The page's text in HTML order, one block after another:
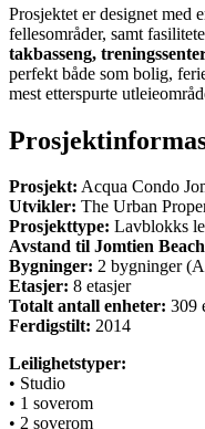
Prosjektet er designet med
fellesområder, samt
takbasseng,
perfekt både som bolig,
mest etterspurte
Prosjekt: Acqua Condo
Utvikler: The Urban
Prosjekttype: Lavblokks
Avstand til Jomtien
Bygninger: 2 bygninger
Etasjer: 8 etasjer
Totalt antall enheter: 309
Ferdigstilt: 2014
Leilighetstyper:
• Studio
• 1 soverom
• 2 soverom